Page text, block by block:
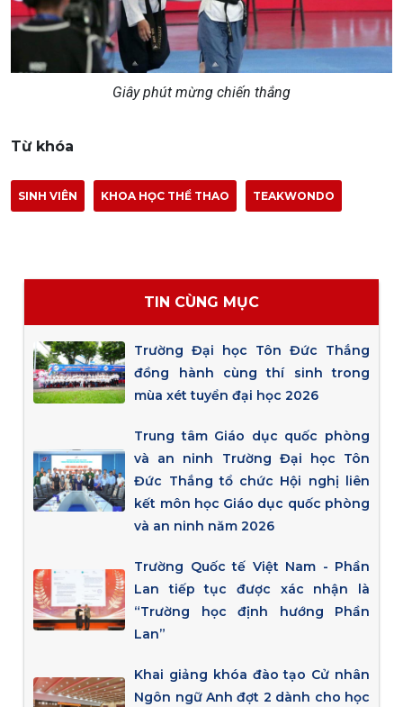
Giây phút mừng chiến thắng
Từ khóa
SINH VIÊN KHOA HỌC THỂ THAO TEAKWONDO
TIN CÙNG MỤC
Trường Đại học Tôn Đức Thắng
đồng hành cùng thí sinh trong
mùa xét tuyển đại học 2026
Trung tâm Giáo dục quốc phòng
và an ninh Trường Đại học Tôn
Đức Thắng tổ chức Hội nghị liên
kết môn học Giáo dục quốc phòng
và an ninh năm 2026
Trường Quốc tế Việt Nam - Phần
Lan tiếp tục được xác nhận là
“Trường học định hướng Phần
Lan”
Khai giảng khóa đào tạo Cử nhân
Ngôn ngữ Anh đợt 2 dành cho học